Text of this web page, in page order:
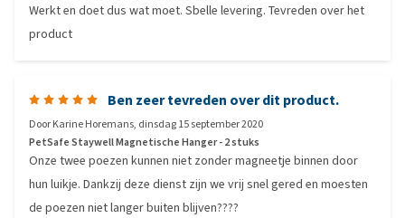
Werkt en doet dus wat moet. Sbelle levering. Tevreden over het
product
Ben zeer tevreden over dit product.
DoorKarine Horemans, dinsdag 15 september 2020
PetSafe Staywell Magnetische Hanger - 2 stuks
Onze twee poezen kunnen niet zonder magneetje binnen door
hun luikje. Dankzij deze dienst zijn we vrij snel gered en moesten
de poezen niet langer buiten blijven????